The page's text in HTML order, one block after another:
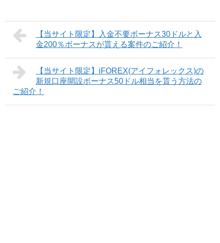
【当サイト限定】入金不要ボーナス30ドルと入
金200％ボーナスが貰える案件のご紹介！
【当サイト限定】iFOREX(アイフォレックス)の
新規口座開設ボーナス50ドル相当を貰う方法の
ご紹介！